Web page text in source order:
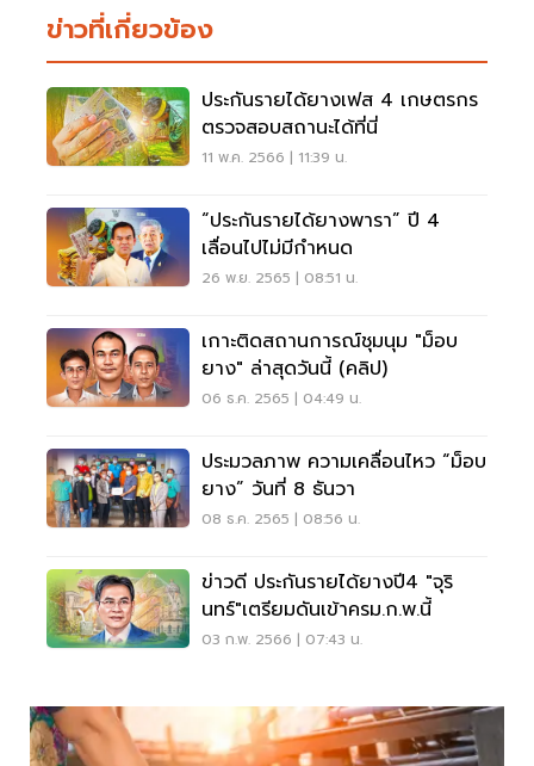
ข่าวที่เกี่ยวข้อง
ประกันรายได้ยางเฟส 4 เกษตรกร
ตรวจสอบสถานะได้ที่นี่
11 พ.ค. 2566 | 11:39 น.
“ประกันรายได้ยางพารา” ปี 4
เลื่อนไปไม่มีกำหนด
26 พ.ย. 2565 | 08:51 น.
เกาะติดสถานการณ์ชุมนุม "ม็อบ
ยาง" ล่าสุดวันนี้ (คลิป)
06 ธ.ค. 2565 | 04:49 น.
ประมวลภาพ ความเคลื่อนไหว “ม็อบ
ยาง” วันที่ 8 ธันวา
08 ธ.ค. 2565 | 08:56 น.
ข่าวดี ประกันรายได้ยางปี4 "จุริ
นทร์"เตรียมดันเข้าครม.ก.พ.นี้
03 ก.พ. 2566 | 07:43 น.